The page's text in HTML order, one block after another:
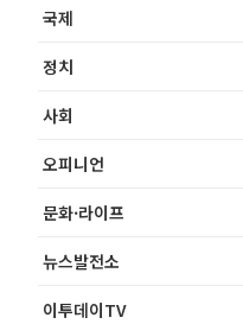
국제
정치
사회
오피니언
문화·라이프
뉴스발전소
이투데이TV